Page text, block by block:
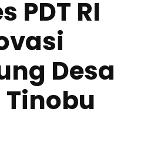
PDT RI
Desa